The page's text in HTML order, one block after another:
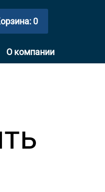
0
О компании